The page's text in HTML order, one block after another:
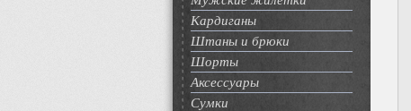
Кардиганы
Штаны и брюки
Шорты
Аксессуары
Сумки